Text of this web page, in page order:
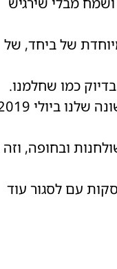
של ביחד, של
כמו שחלמנו.
בכניסה לאולם שילבנו את השלט של האוטו שקנינו יחד בחופשה הראשונה
ובחופה,
עם לסגור עוד